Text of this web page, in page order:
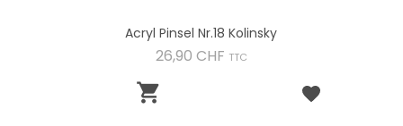
Acryl Pinsel Nr.18 Kolinsky
26,90 CHF Preis
TTC
